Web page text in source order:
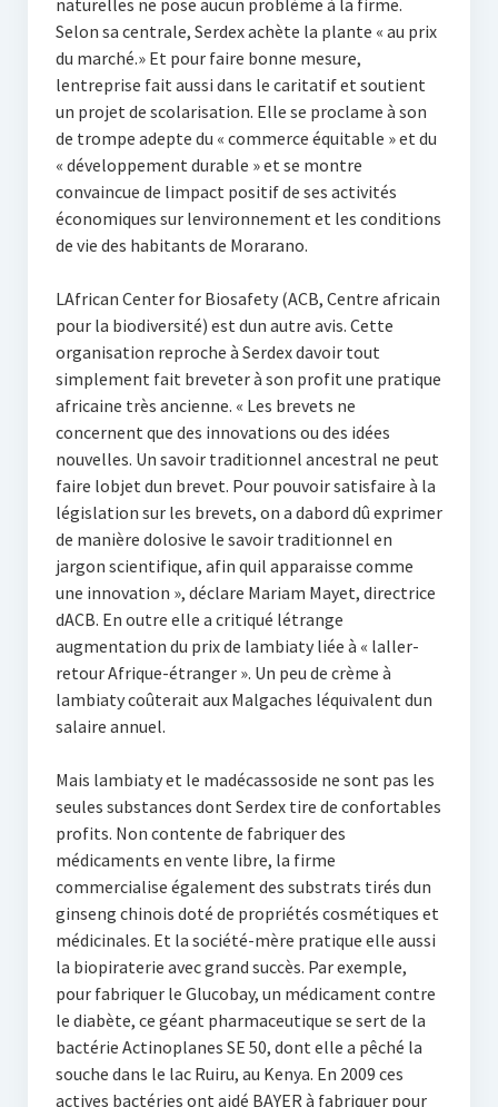
naturelles ne pose aucun problème à la firme.
Selon sa centrale, Serdex achète la plante « au prix
du marché.» Et pour faire bonne mesure,
lentreprise fait aussi dans le caritatif et soutient
un projet de scolarisation. Elle se proclame à son
de trompe adepte du « commerce équitable » et du
« développement durable » et se montre
convaincue de limpact positif de ses activités
économiques sur lenvironnement et les conditions
de vie des habitants de Morarano.
LAfrican Center for Biosafety (ACB, Centre africain
pour la biodiversité) est dun autre avis. Cette
organisation reproche à Serdex davoir tout
simplement fait breveter à son profit une pratique
africaine très ancienne. « Les brevets ne
concernent que des innovations ou des idées
nouvelles. Un savoir traditionnel ancestral ne peut
faire lobjet dun brevet. Pour pouvoir satisfaire à la
législation sur les brevets, on a dabord dû exprimer
de manière dolosive le savoir traditionnel en
jargon scientifique, afin quil apparaisse comme
une innovation », déclare Mariam Mayet, directrice
dACB. En outre elle a critiqué létrange
augmentation du prix de lambiaty liée à « laller-
retour Afrique-étranger ». Un peu de crème à
lambiaty coûterait aux Malgaches léquivalent dun
salaire annuel.
Mais lambiaty et le madécassoside ne sont pas les
seules substances dont Serdex tire de confortables
profits. Non contente de fabriquer des
médicaments en vente libre, la firme
commercialise également des substrats tirés dun
ginseng chinois doté de propriétés cosmétiques et
médicinales. Et la société-mère pratique elle aussi
la biopiraterie avec grand succès. Par exemple,
pour fabriquer le Glucobay, un médicament contre
le diabète, ce géant pharmaceutique se sert de la
bactérie Actinoplanes SE 50, dont elle a pêché la
souche dans le lac Ruiru, au Kenya. En 2009 ces
actives bactéries ont aidé BAYER à fabriquer pour